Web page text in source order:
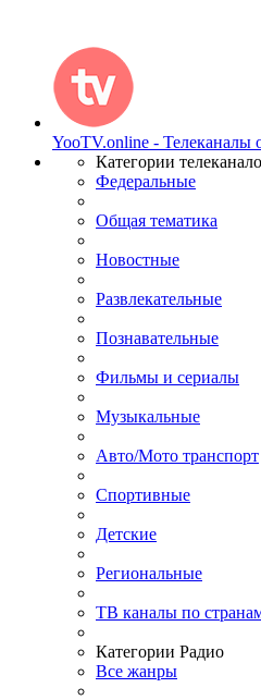
YooTV.online - Телеканалы
Категории
Федеральные
Общая тематика
Новостные
Развлекательные
Познавательные
Фильмы и сериалы
Музыкальные
Авто/Мото транспорт
Спортивные
Детские
Региональные
ТВ каналы по
Категории Радио
Все жанры